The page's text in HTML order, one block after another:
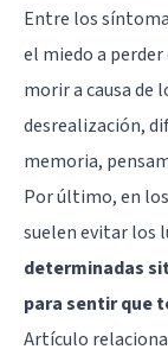
Entre los
el miedo a
morir a causa de
desrealización,
memoria,
Por último, en
suelen evitar los
determinadas
para sentir que
Artículo